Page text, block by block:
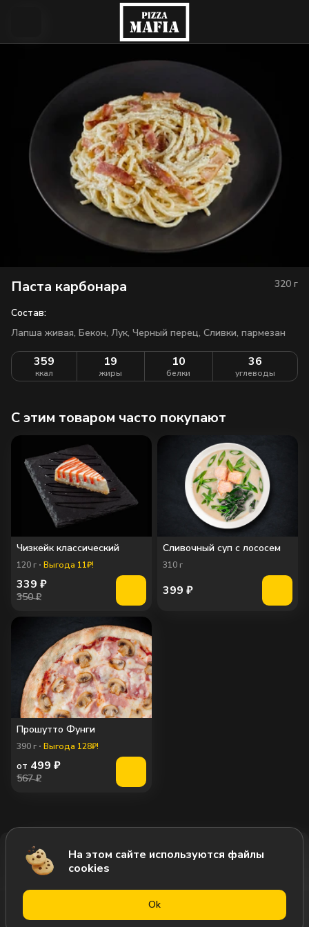
Паста карбонара 320 г
Состав:
Лапша живая, Бекон, Лук, Черный перец, Сливки, пармезан
359
ккал
19
жиры
10
белки
36
углеводы
Добавить за 589₽
C этим товаром часто покупают
Чизкейк классический
120 г Выгода 11₽!
339 ₽
350 ₽
Сливочный суп с лососем
310 г
399 ₽
Прошутто Фунги
390 г Выгода 128₽!
от 499 ₽
567 ₽
На этом сайте используются файлы
cookies
Оk